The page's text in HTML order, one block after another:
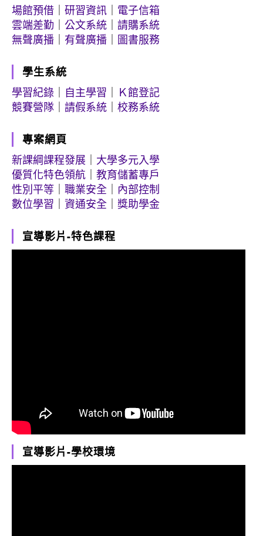
費
減
免
截
止
日
起
至
上
午
11
止)
日
起
到
止)
場館預借
研習資訊
電子信箱
雲端差勤
公文系統
請購系統
無聲廣播
有聲廣播 圖書服務
學生系統
學習紀錄
自主學習
Ｋ館登記
競賽營隊
請假系統 校務系統
專案網頁
新課綱課程發展
大學多元入學
優質化特色領航
教育儲蓄專戶
性別平等
職業安全
內部控制
數位學習
資通安全 獎助學金
宣導影片-特色課程
宣導影片-學校環境